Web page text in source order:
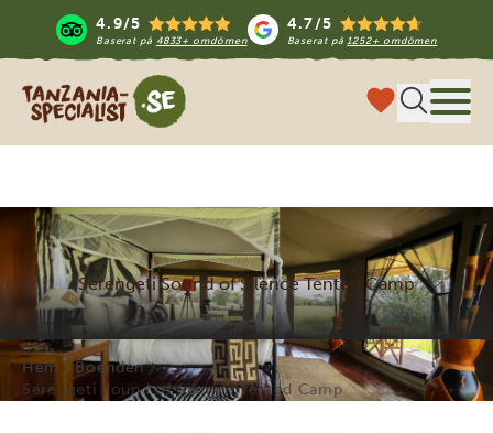
4.9/5
Baserat på 4833+ omdömen
4.7/5
Baserat på1252+ omdömen
Tanzania Specialist
Serengeti Sound of Silence Tented Camp
Hem
Boenden
Serengeti Sound of Silence Tented Camp